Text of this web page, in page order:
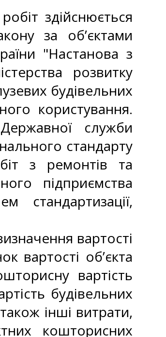
здійснюється
за об’єктами
"Настанова з
розвитку
будівельних
користування.
служби
стандарту
з ремонтів та
підприємства
стандартизації,
вартості
вартості об’єкта
вартість
будівельних
інші витрати,
кошторисних